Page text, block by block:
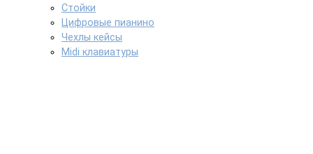
Стойки
Цифровые пианино
Чехлы кейсы
Midi клавиатуры